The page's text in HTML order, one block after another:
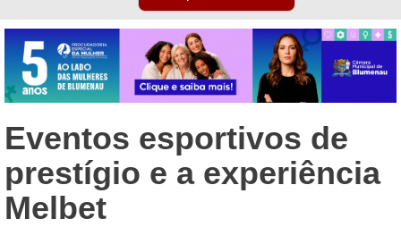
Eventos esportivos de
prestígio e a experiência
Melbet